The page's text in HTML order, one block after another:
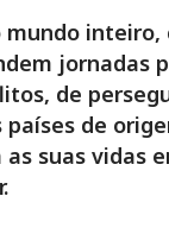
mundo inteiro,
jornadas
de
países de
suas vidas